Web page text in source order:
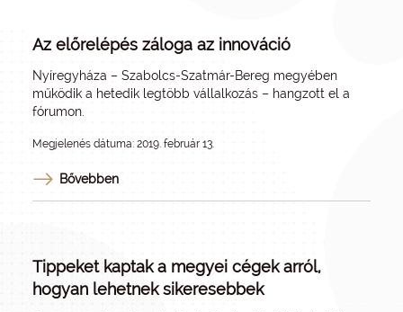
Az előrelépés záloga az innováció
Nyíregyháza – Szabolcs-Szatmár-Bereg megyében
működik a hetedik legtöbb vállalkozás – hangzott el a
fórumon.
Megjelenés dátuma: 2019. február 13.
Bővebben
Tippeket kaptak a megyei cégek arról,
hogyan lehetnek sikeresebbek